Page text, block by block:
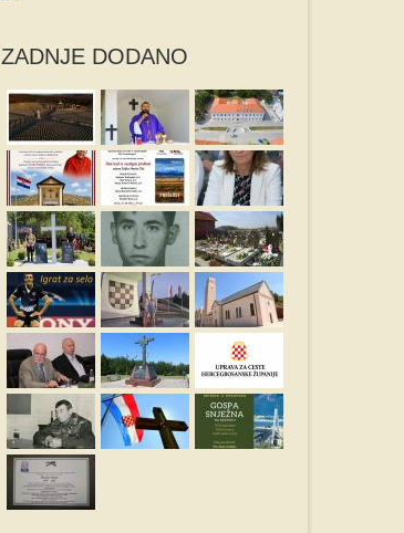
ZADNJE DODANO